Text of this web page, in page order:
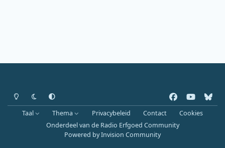
Heldere modus
Donkere modus
Systeemvoorkeur
a
c
e
o
u
b
l
u
Taal Thema Privacybeleid Contact
Cookies
Onderdeel van de Radio Erfgoed Community
Powered byInvision Community